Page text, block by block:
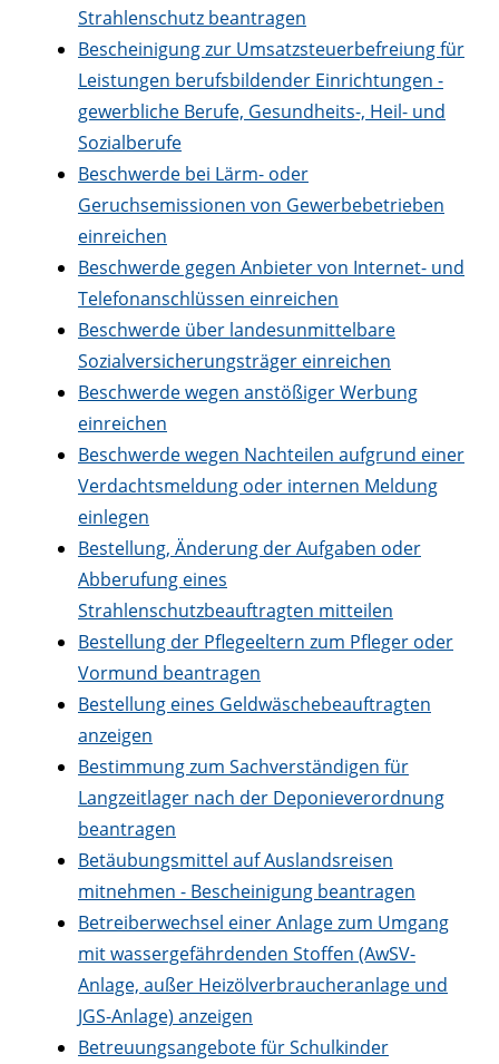
Strahlenschutz beantragen
Bescheinigung zur Umsatzsteuerbefreiung für
Leistungen berufsbildender Einrichtungen -
gewerbliche Berufe, Gesundheits-, Heil- und
Sozialberufe
Beschwerde bei Lärm- oder
Geruchsemissionen von Gewerbebetrieben
einreichen
Beschwerde gegen Anbieter von Internet- und
Telefonanschlüssen einreichen
Beschwerde über landesunmittelbare
Sozialversicherungsträger einreichen
Beschwerde wegen anstößiger Werbung
einreichen
Beschwerde wegen Nachteilen aufgrund einer
Verdachtsmeldung oder internen Meldung
einlegen
Bestellung, Änderung der Aufgaben oder
Abberufung eines
Strahlenschutzbeauftragten mitteilen
Bestellung der Pflegeeltern zum Pfleger oder
Vormund beantragen
Bestellung eines Geldwäschebeauftragten
anzeigen
Bestimmung zum Sachverständigen für
Langzeitlager nach der Deponieverordnung
beantragen
Betäubungsmittel auf Auslandsreisen
mitnehmen - Bescheinigung beantragen
Betreiberwechsel einer Anlage zum Umgang
mit wassergefährdenden Stoffen (AwSV-
Anlage, außer Heizölverbraucheranlage und
JGS-Anlage) anzeigen
Betreuungsangebote für Schulkinder